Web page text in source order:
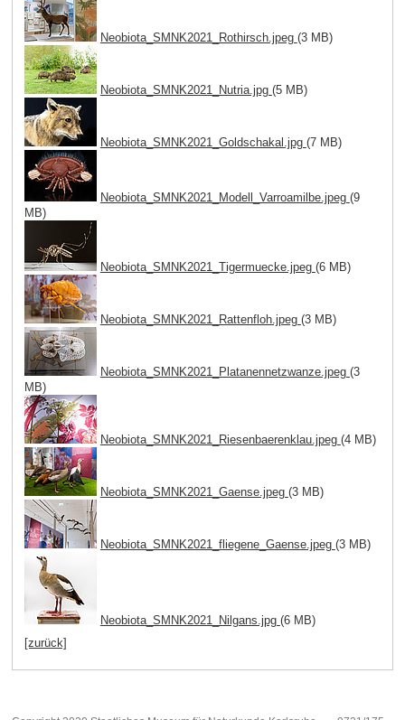
Neobiota_SMNK2021_Rothirsch.jpeg (3 MB)
Neobiota_SMNK2021_Nutria.jpg (5 MB)
Neobiota_SMNK2021_Goldschakal.jpg (7 MB)
Neobiota_SMNK2021_Modell_Varroamilbe.jpeg (9
MB)
Neobiota_SMNK2021_Tigermuecke.jpeg (6 MB)
Neobiota_SMNK2021_Rattenfloh.jpeg (3 MB)
Neobiota_SMNK2021_Platanennetzwanze.jpeg (3
MB)
Neobiota_SMNK2021_Riesenbaerenklau.jpeg (4 MB)
Neobiota_SMNK2021_Gaense.jpeg (3 MB)
Neobiota_SMNK2021_fliegene_Gaense.jpeg (3 MB)
Neobiota_SMNK2021_Nilgans.jpg (6 MB)
[zurück]